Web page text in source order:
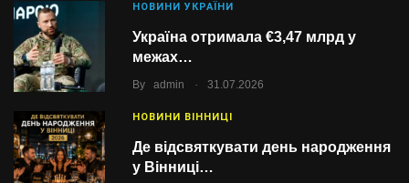
НОВИНИ УКРАЇНИ
Україна отримала €3,47 млрд у
межах…
By admin . 31.07.2026
НОВИНИ ВІННИЦІ
Де відсвяткувати день народження
у Вінниці…